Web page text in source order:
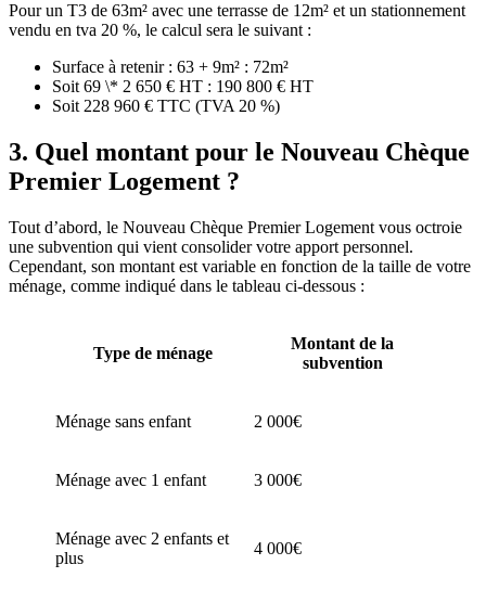
Pour un T3 de 63m² avec une terrasse de 12m² et un stationnement
vendu en tva 20 %, le calcul sera le suivant :
Surface à retenir : 63 + 9m² : 72m²
Soit 69 \* 2 650 € HT : 190 800 € HT
Soit 228 960 € TTC (TVA 20 %)
3. Quel montant pour le Nouveau Chèque
Premier Logement ?
Tout d’abord, le Nouveau Chèque Premier Logement vous octroie
une subvention qui vient consolider votre apport personnel.
Cependant, son montant est variable en fonction de la taille de votre
ménage, comme indiqué dans le tableau ci-dessous :
Type de ménage
Montant de la
subvention
Ménage sans enfant 2 000€
Ménage avec 1 enfant 3 000€
Ménage avec 2 enfants et
plus
4 000€